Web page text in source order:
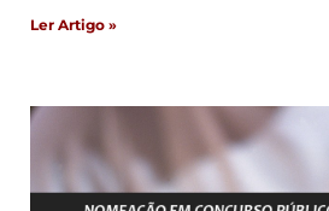
Ler Artigo »